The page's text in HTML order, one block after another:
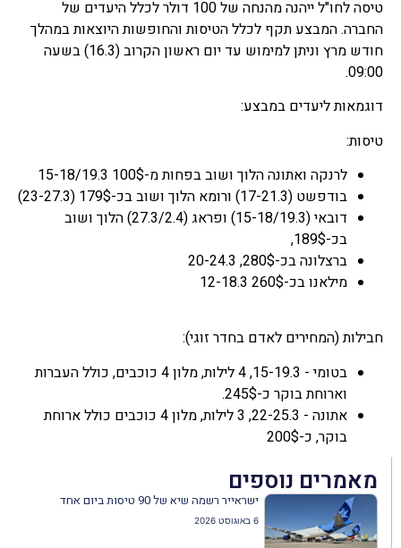
טיסה לחו"ל ייהנה מהנחה של 100 דולר לכלל היעדים של
החברה. המבצע תקף לכלל הטיסות והחופשות היוצאות במהלך
חודש מרץ וניתן למימוש עד יום ראשון הקרוב (16.3) בשעה
09:00.
דוגמאות ליעדים במבצע:
טיסות:
לרנקה ואתונה הלוך ושוב בפחות מ-100$ 15-18/19.3
בודפשט (17-21.3) ורומא הלוך ושוב בכ-179$ (23-27.3)
דובאי (15-18/19.3) ופראג (27.3/2.4) הלוך ושוב
בכ-189$,
ברצלונה בכ-280$, 20-24.3
מילאנו בכ-260$ 12-18.3
חבילות (המחירים לאדם בחדר זוגי):
בטומי - 15-19.3, 4 לילות, מלון 4 כוכבים, כולל העברות
וארוחת בוקר כ-245$.
אתונה - 22-25.3, 3 לילות, מלון 4 כוכבים כולל ארוחת
בוקר, כ-200$
מאמרים נוספים
ישראייר רשמה שיא של 90 טיסות ביום אחד
6 באוגוסט 2026